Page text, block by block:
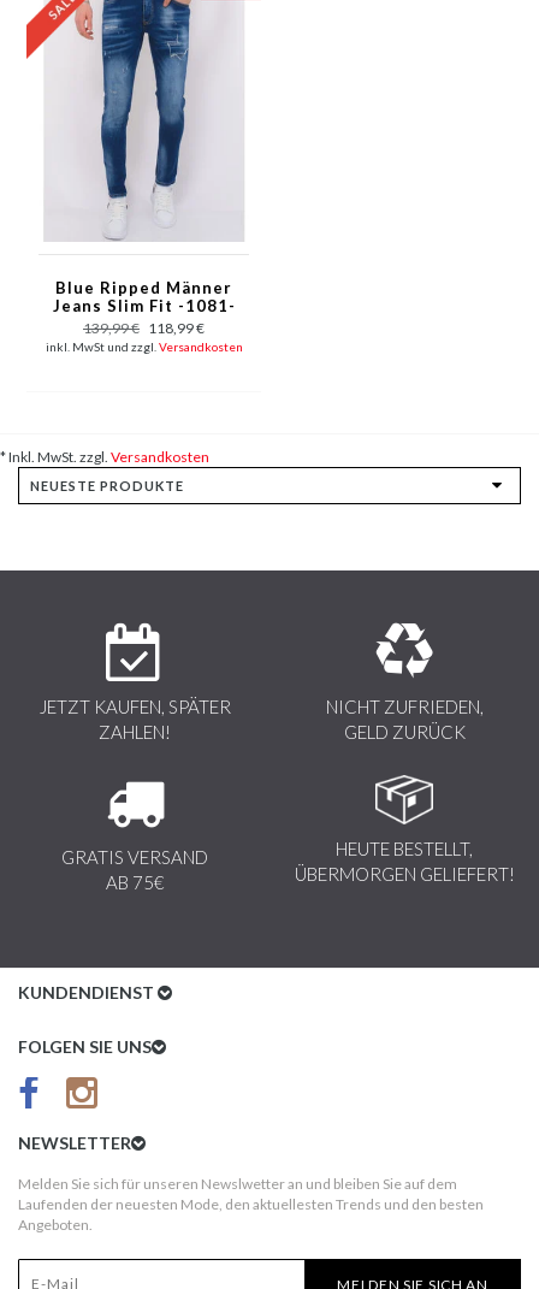
Blue Ripped Männer
Jeans Slim Fit -1081-
Blau
139,99 € 118,99 €
inkl. MwSt und zzgl. Versandkosten
* Inkl. MwSt. zzgl. Versandkosten
JETZT KAUFEN, SPÄTER
ZAHLEN!
NICHT ZUFRIEDEN,
GELD ZURÜCK
GRATIS VERSAND
AB 75€
HEUTE BESTELLT,
ÜBERMORGEN GELIEFERT!
KUNDENDIENST
Kundenservice
AGB
Kundeninformationen
FOLGEN SIE UNS
NEWSLETTER
Melden Sie sich für unseren Newslwetter an und bleiben Sie auf dem
Laufenden der neuesten Mode, den aktuellesten Trends und den besten
Angeboten.
MELDEN SIE SICH AN